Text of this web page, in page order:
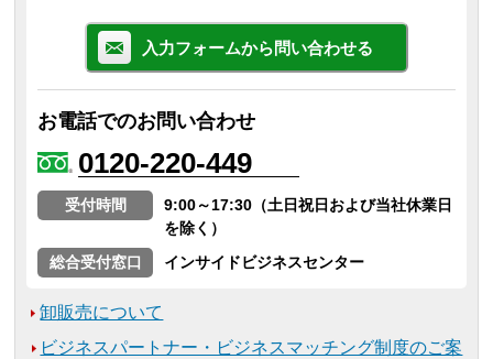
入力フォームから問い合わせる
お電話でのお問い合わせ
0120-220-449
受付時間
9:00～17:30（土日祝日および当社休業日
を除く）
総合受付窓口
インサイドビジネスセンター
卸販売について
ビジネスパートナー・ビジネスマッチング制度のご案